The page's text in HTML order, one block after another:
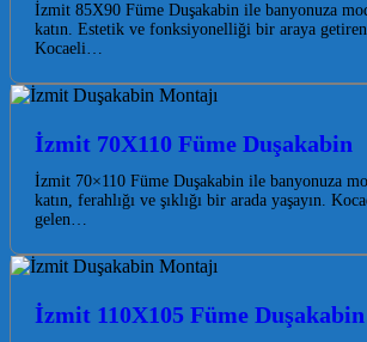
İzmit 85X90 Füme Duşakabin ile banyonuza
katın. Estetik ve fonksiyonelliği bir araya
Kocaeli…
İzmit 70X110 Füme Duşakabin
İzmit 70×110 Füme Duşakabin ile banyonuza
katın, ferahlığı ve şıklığı bir arada yaşayın.
gelen…
İzmit 110X105 Füme Duşakabin